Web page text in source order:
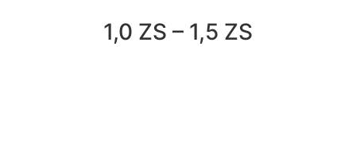
1,0 ZS – 1,5 ZS